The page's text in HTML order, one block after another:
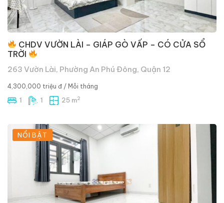
CHDV VƯỜN LÀI – GIÁP GÒ VẤP – CÓ CỬA SỔ
TRỜI
263 Vườn Lài, Phường An Phú Đông, Quận 12
4,300,000 triệu đ / Mỗi tháng
1 1 25 m2
NỔI BẬT